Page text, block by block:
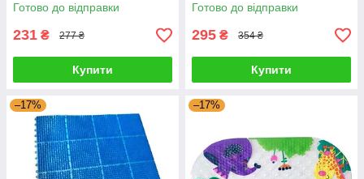
Готово до відправки
231 ₴ 277 ₴
Купити
Готово до відправки
295 ₴ 354 ₴
Купити
–17% –17%